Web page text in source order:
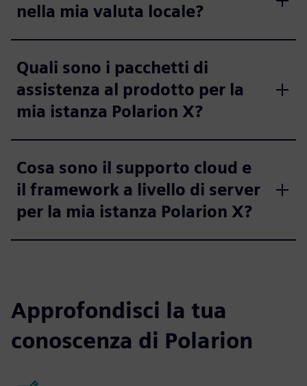
nella mia valuta locale?
Quali sono i pacchetti di
assistenza al prodotto per la
mia istanza Polarion X?
Cosa sono il supporto cloud e
il framework a livello di server
per la mia istanza Polarion X?
Approfondisci la tua
conoscenza di Polarion